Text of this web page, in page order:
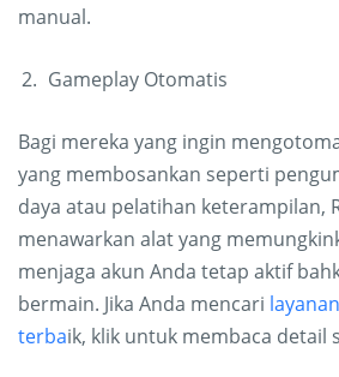
manual.
Gameplay Otomatis
Bagi mereka yang ingin
yang membosankan seperti
daya atau pelatihan keterampilan,
menawarkan alat yang
menjaga akun Anda tetap aktif
bermain. Jika Anda mencari
terbaik, klik untuk membaca detail